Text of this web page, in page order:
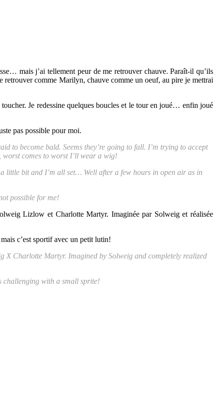
mais j’ai tellement peur de me retrouver chauve. Paraît-il qu’ils
retrouver comme Marilyn, chauve comme un oeuf, au pire je mettrai
Je redessine quelques boucles et le tour en joué… enfin joué
pas possible pour moi.
to become bald. Seems they’re going to fall. I’m trying to accept
worst comes to worst I’ll wear a wig!
little bit and I’m all set… Well after a few hours in open air as in
possible for me!
Lizlow et Charlotte Martyr. Imaginée par Solweig et réalisée
c’est sportif avec un petit lutin!
X Charlotte Martyr. Imagined by Solweig and completely realized
challenging with a small sprite!